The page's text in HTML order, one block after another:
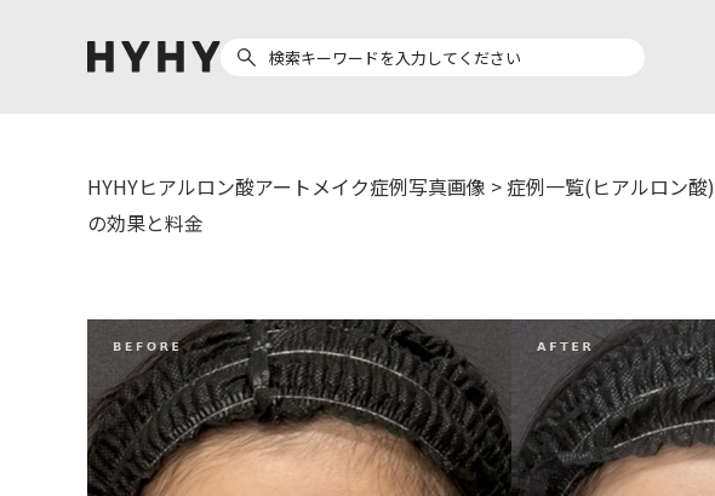
アートメイク症例一覧
クリニック一覧
ヒアルロン酸注入
東山 麻伊子
ザーフ(XERF)
ボラックス
ボリューマ
HYHYヒアルロン酸アートメイク症例写真画像 >症例一覧(ヒアルロン酸)
の効果と料金